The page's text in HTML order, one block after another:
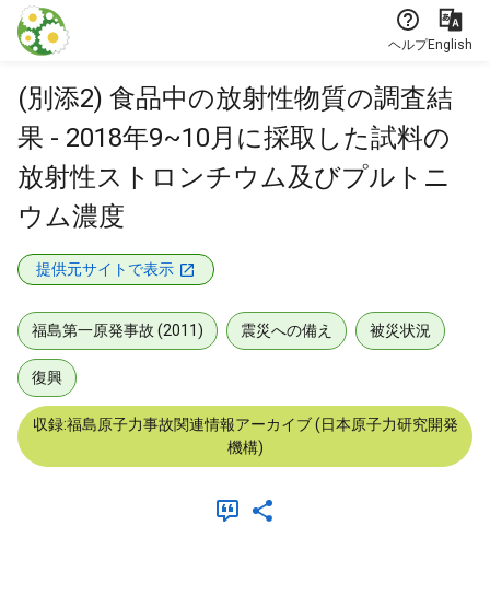
本文に飛ぶ
ヘルプEnglish
(別添2) 食品中の放射性物質の調査結
果 - 2018年9~10月に採取した試料の
放射性ストロンチウム及びプルトニ
ウム濃度
提供元サイトで表示
福島第一原発事故 (2011) 震災への備え 被災状況
復興
収録:福島原子力事故関連情報アーカイブ (日本原子力研究開発
機構)